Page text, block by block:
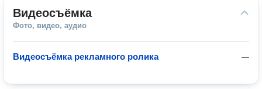
Видеосъёмка
Фото, видео, аудио
—
Видеосъёмка рекламного ролика